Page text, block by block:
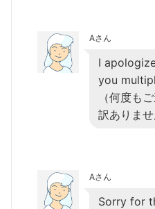
Aさん
I
you
（何度も
訳ありませ
Aさん
Sorry for